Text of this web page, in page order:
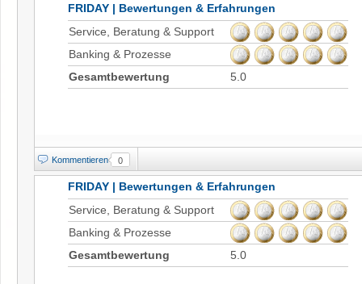
FRIDAY | Bewertungen & Erfahrungen
Service, Beratung & Support
Banking & Prozesse
Gesamtbewertung
5.0
Kommentieren 0
FRIDAY | Bewertungen & Erfahrungen
Service, Beratung & Support
Banking & Prozesse
Gesamtbewertung
5.0